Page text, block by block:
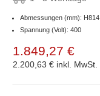
Abmessungen (mm):
Spannung (Volt): 400
1.849,27 €
2.200,63 € inkl. MwSt.